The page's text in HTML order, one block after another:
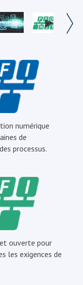
numérique
de
processus.
ouverte pour
les exigences de